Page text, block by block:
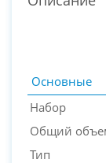
Основные
Набор
Общий
Тип